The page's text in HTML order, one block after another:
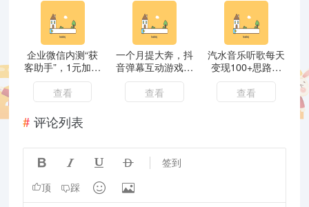
企业微信内测“获
客助手”，1元加一
个客户
查看
一个月提大奔，抖
音弹幕互动游戏直
播玩法
查看
汽水音乐听歌每天
变现100+思路，
第一时间入局抓住
风口
查看
评论列表
    签到
顶 踩  